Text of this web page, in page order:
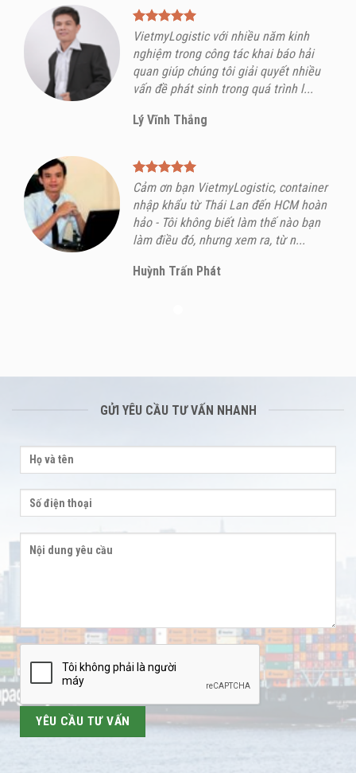
VietmyLogistic với nhiều năm kinh
nghiệm trong công tác khai báo hải
quan giúp chúng tôi giải quyết nhiều
vấn đề phát sinh trong quá trình l...
Lý Vĩnh Thắng
Cảm ơn bạn VietmyLogistic, container
nhập khẩu từ Thái Lan đến HCM hoàn
hảo - Tôi không biết làm thế nào bạn
làm điều đó, nhưng xem ra, từ n...
Huỳnh Trấn Phát
GỬI YÊU CẦU TƯ VẤN NHANH